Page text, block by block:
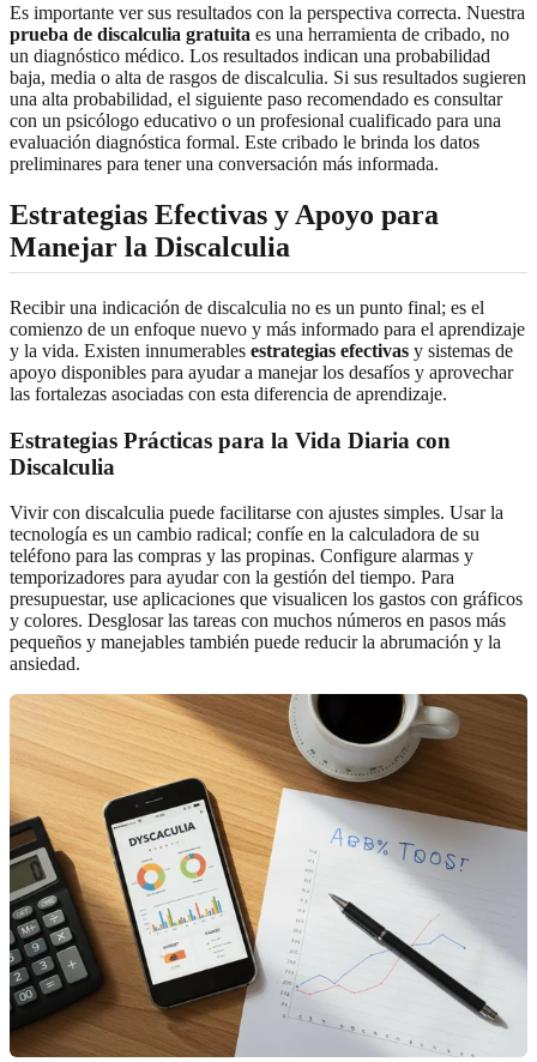
Es importante ver sus resultados con la perspectiva correcta. Nuestra
prueba de discalculia gratuita es una herramienta de cribado, no
un diagnóstico médico. Los resultados indican una probabilidad
baja, media o alta de rasgos de discalculia. Si sus resultados sugieren
una alta probabilidad, el siguiente paso recomendado es consultar
con un psicólogo educativo o un profesional cualificado para una
evaluación diagnóstica formal. Este cribado le brinda los datos
preliminares para tener una conversación más informada.
Estrategias Efectivas y Apoyo para
Manejar la Discalculia
Recibir una indicación de discalculia no es un punto final; es el
comienzo de un enfoque nuevo y más informado para el aprendizaje
y la vida. Existen innumerables estrategias efectivas y sistemas de
apoyo disponibles para ayudar a manejar los desafíos y aprovechar
las fortalezas asociadas con esta diferencia de aprendizaje.
Estrategias Prácticas para la Vida Diaria con
Discalculia
Vivir con discalculia puede facilitarse con ajustes simples. Usar la
tecnología es un cambio radical; confíe en la calculadora de su
teléfono para las compras y las propinas. Configure alarmas y
temporizadores para ayudar con la gestión del tiempo. Para
presupuestar, use aplicaciones que visualicen los gastos con gráficos
y colores. Desglosar las tareas con muchos números en pasos más
pequeños y manejables también puede reducir la abrumación y la
ansiedad.